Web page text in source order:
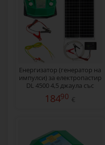
Енергизатор (генератор на
импулси) за електропастир
DL 4500 4,5 джаула със
соларна система 30 W
18490 €